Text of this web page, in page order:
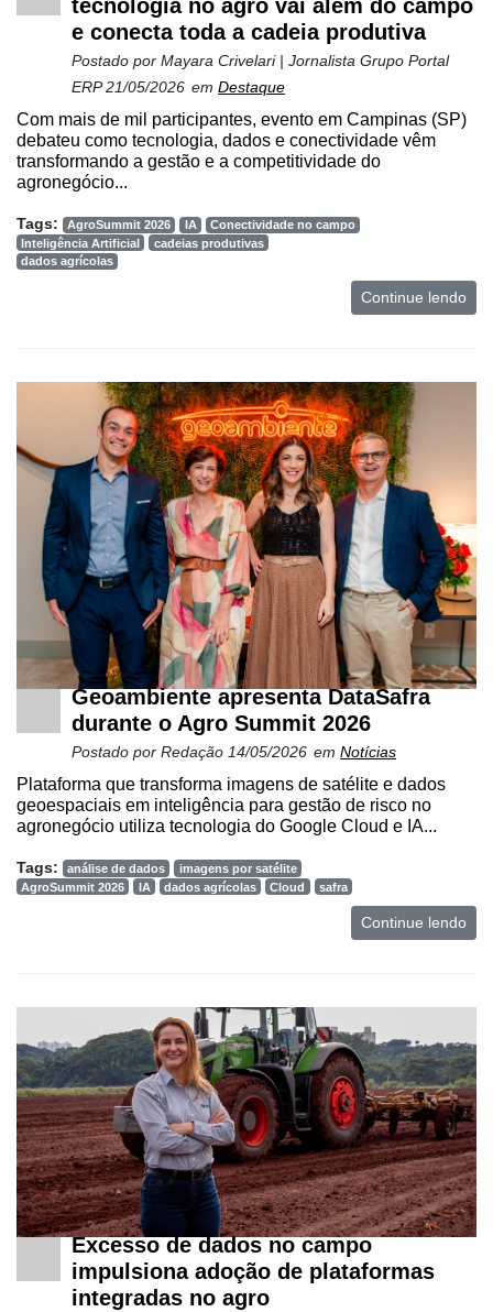
tecnologia no agro vai além do campo
e conecta toda a cadeia produtiva
Postado por Mayara Crivelari | Jornalista Grupo Portal
ERP21/05/2026 em Destaque
Com mais de mil participantes, evento em Campinas (SP)
debateu como tecnologia, dados e conectividade vêm
transformando a gestão e a competitividade do
agronegócio...
Tags: AgroSummit 2026 IA
Conectividade no campo
Inteligência Artificial
cadeias produtivas
dados agrícolas
Continue lendo
Geoambiente apresenta DataSafra
durante o Agro Summit 2026
Postado por Redação 14/05/2026 em Notícias
Plataforma que transforma imagens de satélite e dados
geoespaciais em inteligência para gestão de risco no
agronegócio utiliza tecnologia do Google Cloud e IA...
Tags: análise de dados
imagens por satélite
AgroSummit 2026
IA dados agrícolas Cloud safra
Continue lendo
Excesso de dados no campo
impulsiona adoção de plataformas
integradas no agro